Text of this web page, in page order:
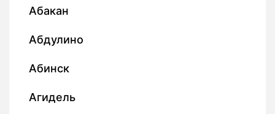
Абакан
Абдулино
Абинск
Агидель